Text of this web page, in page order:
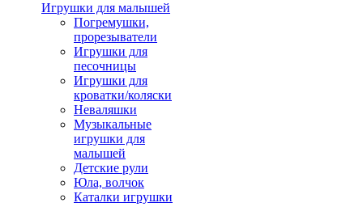
Игрушки для малышей
Погремушки,
прорезыватели
Игрушки для
песочницы
Игрушки для
кроватки/коляски
Неваляшки
Музыкальные
игрушки для
малышей
Детские рули
Юла, волчок
Каталки игрушки